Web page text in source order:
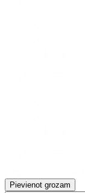
Pievienot grozam